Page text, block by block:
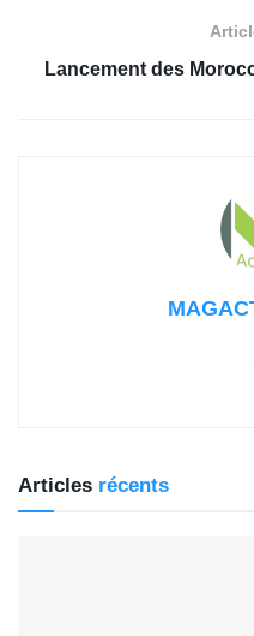
Lancement des
Articles récents